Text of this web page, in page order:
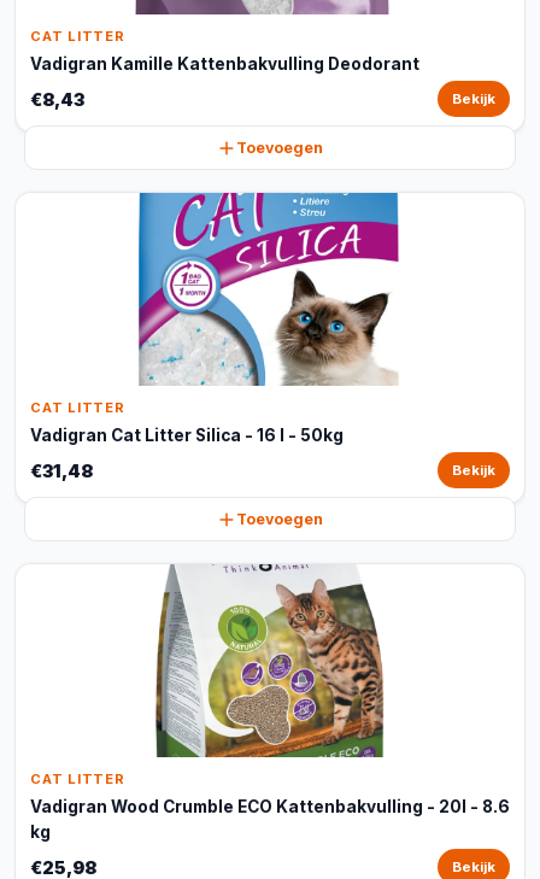
CAT LITTER
Vadigran Kamille Kattenbakvulling Deodorant
€8,43 Bekijk
Toevoegen
CAT LITTER
Vadigran Cat Litter Silica - 16 l - 50kg
€31,48 Bekijk
Toevoegen
CAT LITTER
Vadigran Wood Crumble ECO Kattenbakvulling - 20l - 8.6
kg
€25,98 Bekijk